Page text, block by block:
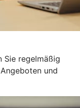
Sie regelmäßig
und